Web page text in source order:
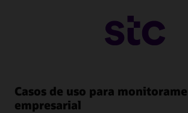
Casos de uso para
empresarial